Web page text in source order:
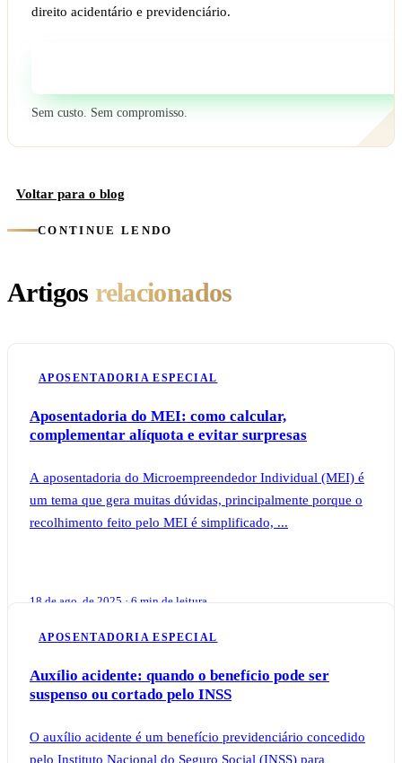
direito acidentário e previdenciário.
Sem custo. Sem compromisso.
Voltar para o blog
CONTINUE LENDO
Artigos relacionados
APOSENTADORIA ESPECIAL
Aposentadoria do MEI: como calcular,
complementar alíquota e evitar surpresas
A aposentadoria do Microempreendedor Individual (MEI) é
um tema que gera muitas dúvidas, principalmente porque o
recolhimento feito pelo MEI é simplificado, ...
18 de ago. de 2025 · 6 min de leitura
APOSENTADORIA ESPECIAL
Auxílio acidente: quando o benefício pode ser
suspenso ou cortado pelo INSS
O auxílio acidente é um benefício previdenciário concedido
pelo Instituto Nacional do Seguro Social (INSS) para